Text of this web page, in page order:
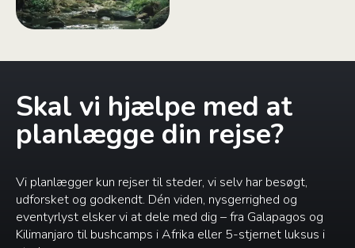
Skal vi hjælpe med at
planlægge din rejse?
Vi planlægger kun rejser til steder, vi selv har besøgt,
udforsket og godkendt. Dén viden, nysgerrighed og
eventyrlyst elsker vi at dele med dig – fra Galapagos og
Kilimanjaro til bushcamps i Afrika eller 5-stjernet luksus i